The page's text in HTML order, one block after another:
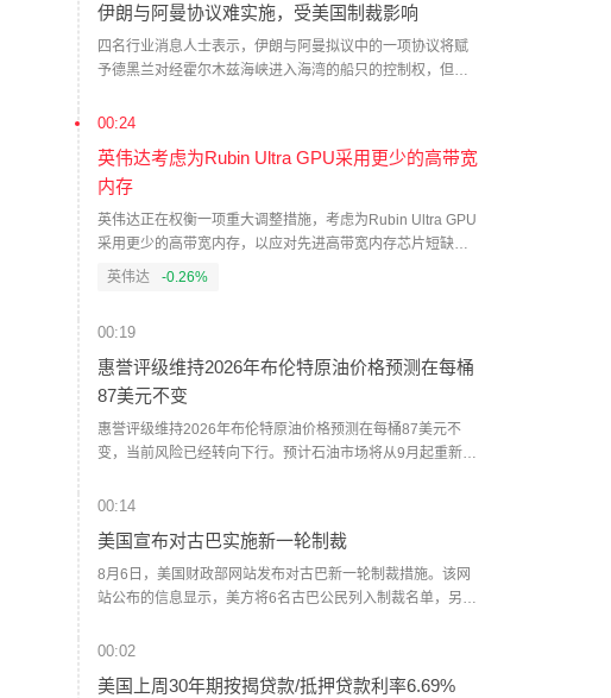
伊朗与阿曼协议难实施，受美国制裁影响
四名行业消息人士表示，伊朗与阿曼拟议中的一项协议将赋
予德黑兰对经霍尔木兹海峡进入海湾的船只的控制权，但由
以实施。（财联社）
00:24
英伟达考虑为Rubin Ultra GPU采用更少的高带宽
内存
英伟达正在权衡一项重大调整措施，考虑为Rubin Ultra GPU
采用更少的高带宽内存，以应对先进高带宽内存芯片短缺问
题。（财联社）
英伟达 -0.26%
00:19
惠誉评级维持2026年布伦特原油价格预测在每桶
87美元不变
惠誉评级维持2026年布伦特原油价格预测在每桶87美元不
变，当前风险已经转向下行。预计石油市场将从9月起重新进
至每桶70美元。6月霍尔木兹海峡运输量增加的供应足以抵消
解，该地区产量将迅速恢复。全球库存充裕以及非欧佩克供
应强劲，是油价面临下行压力的因素。（财联社）
00:14
美国宣布对古巴实施新一轮制裁
8月6日，美国财政部网站发布对古巴新一轮制裁措施。该网
站公布的信息显示，美方将6名古巴公民列入制裁名单，另有
家位于古巴的实体被列入制裁名单。（央视）
00:02
美国上周30年期按揭贷款/抵押贷款利率6.69%